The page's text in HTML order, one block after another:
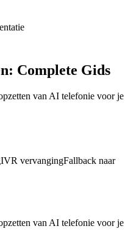
Complete Gids
van AI telefonie voor je
IVR vervangingFallback naar
van AI telefonie voor je